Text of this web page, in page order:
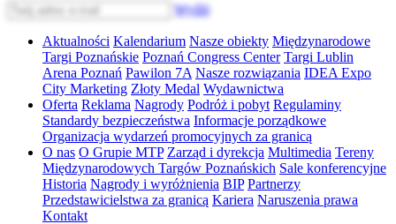
Wyślij
Aktualności Kalendarium Nasze obiekty Międzynarodowe
Targi Poznańskie Poznań Congress Center Targi Lublin
Arena Poznań Pawilon 7A Nasze rozwiązania IDEA Expo
City Marketing Złoty Medal Wydawnictwa
Oferta Reklama Nagrody Podróż i pobyt Regulaminy
Standardy bezpieczeństwa Informacje porządkowe
Organizacja wydarzeń promocyjnych za granicą
O nas O Grupie MTP Zarząd i dyrekcja Multimedia Tereny
Międzynarodowych Targów Poznańskich Sale konferencyjne
Historia Nagrody i wyróżnienia BIP Partnerzy
Przedstawicielstwa za granicą Kariera Naruszenia prawa
Kontakt